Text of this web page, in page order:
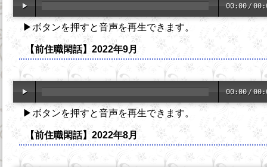
00:00 /
▶ボタンを押すと音声を再生できます。
【前住職閑話】2022年9月
00:00 /
▶ボタンを押すと音声を再生できます。
【前住職閑話】2022年8月